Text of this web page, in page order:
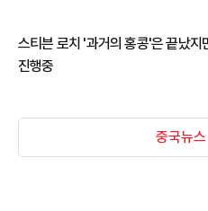
스티븐 로치 '과거의 홍콩'은 끝났지
진행중
중국뉴스